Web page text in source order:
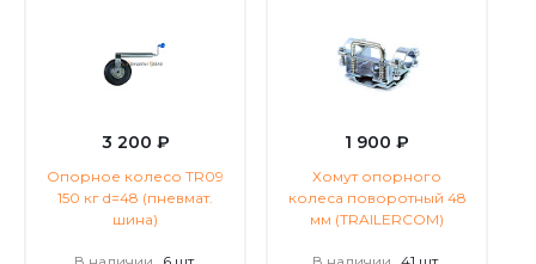
3 200 ₽
Опорное колесо TR09
150 кг d=48 (пневмат.
шина)
1 900 ₽
Хомут опорного
колеса поворотный 48
мм (TRAILERCOM)